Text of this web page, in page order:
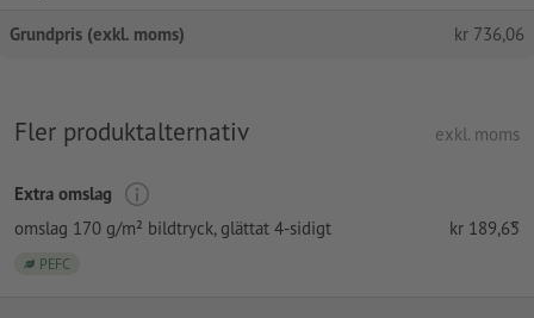
Grundpris (exkl. moms) kr 736,06
Fler produktalternativ exkl. moms
Extra omslag
omslag 170 g/m² bildtryck, glättat 4-sidigt
PEFC
kr 189,65